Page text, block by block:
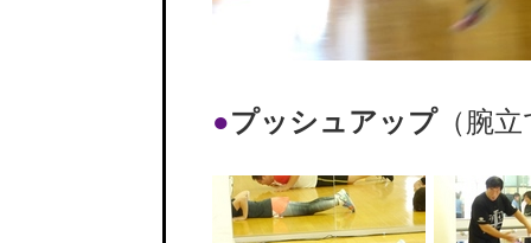
●プッシュアップ（腕